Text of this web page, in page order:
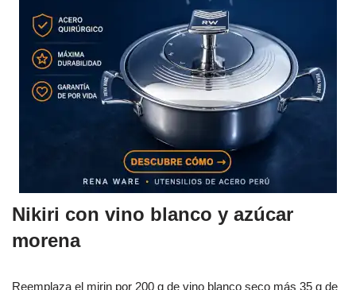
Nikiri con vino blanco y azúcar
morena
Reemplaza el mirin por 200 g de vino blanco seco más 35 g de